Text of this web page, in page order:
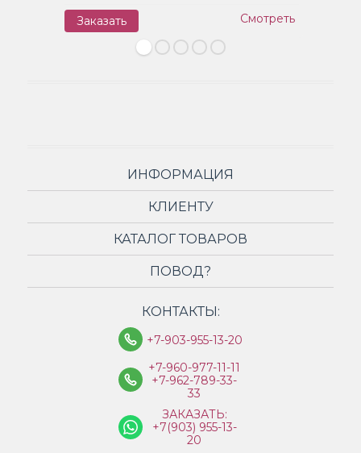
Заказать Смотреть
ИНФОРМАЦИЯ
КЛИЕНТУ
КАТАЛОГ ТОВАРОВ
ПОВОД?
КОНТАКТЫ:
+7-903-955-13-20
+7-960-977-11-11
+7-962-789-33-
33
ЗАКАЗАТЬ:
+7(903) 955-13-
20